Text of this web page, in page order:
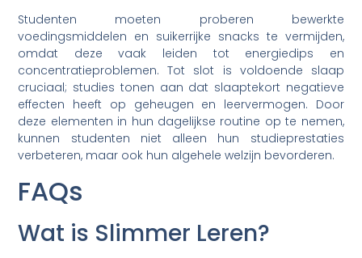
Studenten moeten proberen bewerkte
voedingsmiddelen en suikerrijke snacks te vermijden,
omdat deze vaak leiden tot energiedips en
concentratieproblemen. Tot slot is voldoende slaap
cruciaal; studies tonen aan dat slaaptekort negatieve
effecten heeft op geheugen en leervermogen. Door
deze elementen in hun dagelijkse routine op te nemen,
kunnen studenten niet alleen hun studieprestaties
verbeteren, maar ook hun algehele welzijn bevorderen.
FAQs
Wat is Slimmer Leren?